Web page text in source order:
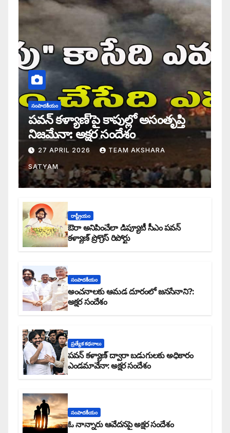
సంపాదకీయం
పవన్ కళ్యాణ్’పై కాపుల్లో అసంతృప్తి
నిజమేనా: అక్షర సందేశం
27 APRIL 2026 TEAM AKSHARA
SATYAM
రాష్ట్రీయం
ఔరా అనిపించేలా డిప్యూటీ సీఎం పవన్
కళ్యాణ్ ప్రోగ్రెస్ రిపోర్టు
సంపాదకీయం
అంచనాలకు ఆమడ దూరంలో జనసేనాని?:
అక్షర సందేశం
ప్రత్యేక కధనాలు
పవన్ కళ్యాణ్ ద్వారా బడుగులకు అధికారం
ఎండమావేనా: అక్షర సందేశం
సంపాదకీయం
ఓ నాన్నారు ఆవేదనపై అక్షర సందేశం